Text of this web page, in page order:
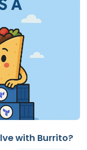
with Burrito?